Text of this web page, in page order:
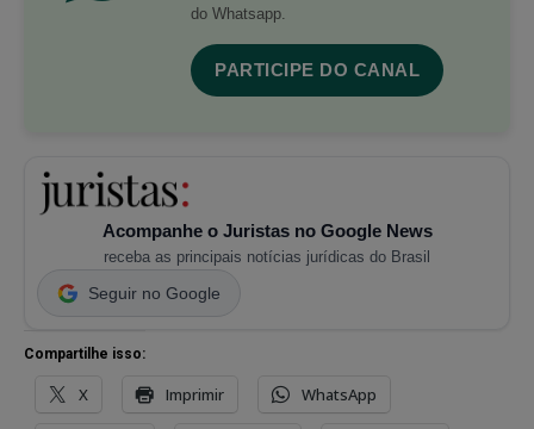
do Whatsapp.
PARTICIPE DO CANAL
Acompanhe o Juristas no Google News
receba as principais notícias jurídicas do Brasil
Seguir no Google
Compartilhe isso:
X Imprimir WhatsApp